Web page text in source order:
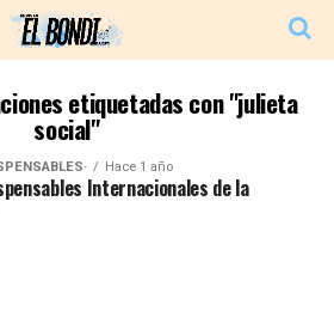
etiquetadas con "julieta
social"
Hace 1 año
Internacionales de la